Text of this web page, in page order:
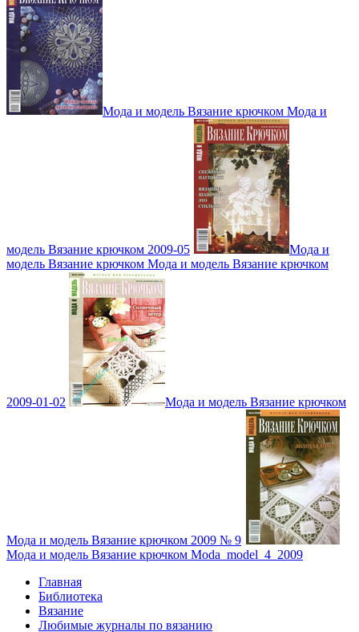
Мода и модель Вязание крючком Мода и
модель Вязание крючком 2009-05
Мода и
модель Вязание крючком Мода и модель Вязание крючком
2009-01-02 Мода и модель Вязание крючком
Мода и модель Вязание крючком 2009 № 9
Мода и модель Вязание крючком Moda_model_4_2009
Главная
Библиотека
Вязание
Любимые журналы по вязанию